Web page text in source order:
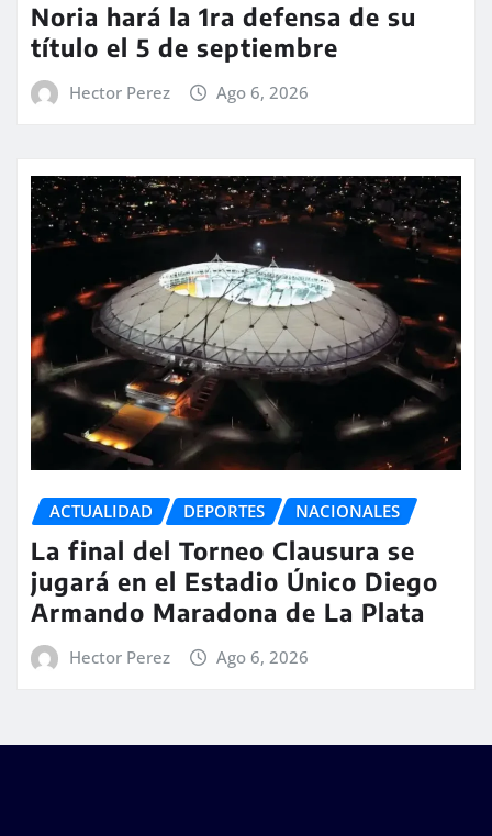
Noria hará la 1ra defensa de su
título el 5 de septiembre
Hector Perez Ago 6, 2026
ACTUALIDAD DEPORTES NACIONALES
La final del Torneo Clausura se
jugará en el Estadio Único Diego
Armando Maradona de La Plata
Hector Perez Ago 6, 2026